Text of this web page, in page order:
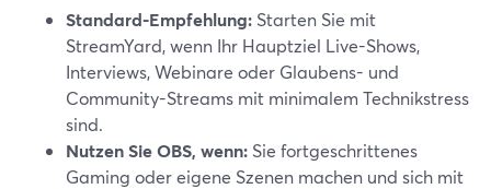
Standard-Empfehlung: Starten Sie mit
StreamYard, wenn Ihr Hauptziel Live-Shows,
Interviews, Webinare oder Glaubens- und
Community-Streams mit minimalem Technikstress
sind.
Nutzen Sie OBS, wenn: Sie fortgeschrittenes
Gaming oder eigene Szenen machen und sich mit